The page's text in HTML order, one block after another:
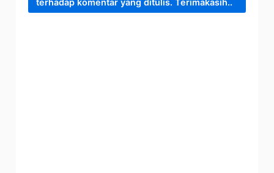
terhadap komentar yang ditulis. Terimakasih..